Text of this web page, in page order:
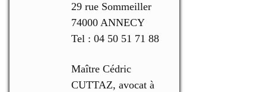
29 rue Sommeiller
74000 ANNECY
Tel : 04 50 51 71 88
Maître Cédric
CUTTAZ, avocat à